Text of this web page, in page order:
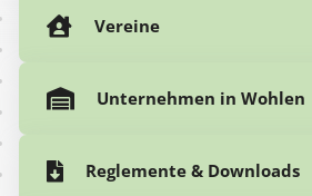
Vereine
Unternehmen in Wohlen
Reglemente & Downloads